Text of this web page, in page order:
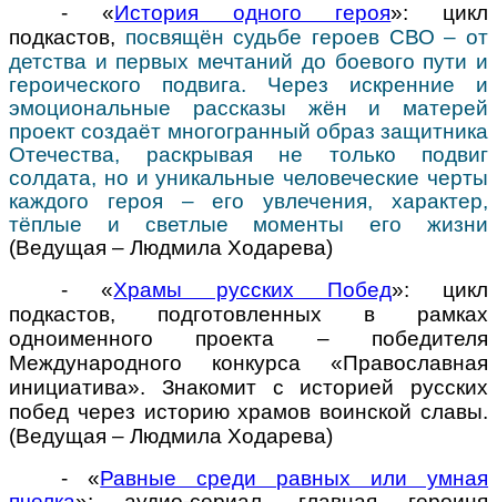
- «История одного героя»: цикл
подкастов, посвящён судьбе героев СВО – от
детства и первых мечтаний до боевого пути и
героического подвига. Через искренние и
эмоциональные рассказы жён и матерей
проект создаёт многогранный образ защитника
Отечества, раскрывая не только подвиг
солдата, но и уникальные человеческие черты
каждого героя – его увлечения, характер,
тёплые и светлые моменты его жизни
(Ведущая – Людмила Ходарева)
- «Храмы русских Побед»: цикл
подкастов, подготовленных в рамках
одноименного проекта – победителя
Международного конкурса «Православная
инициатива». Знакомит с историей русских
побед через историю храмов воинской славы.
(Ведущая – Людмила Ходарева)
- «Равные среди равных или умная